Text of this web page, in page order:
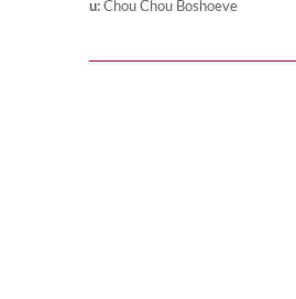
u:Chou Chou Boshoeve